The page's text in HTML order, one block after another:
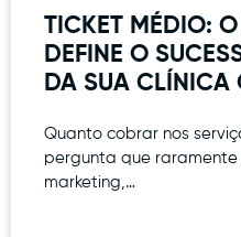
TICKET MÉDIO: O
DEFINE O
DA SUA CLÍNICA
Quanto cobrar nos
pergunta que
marketing,…